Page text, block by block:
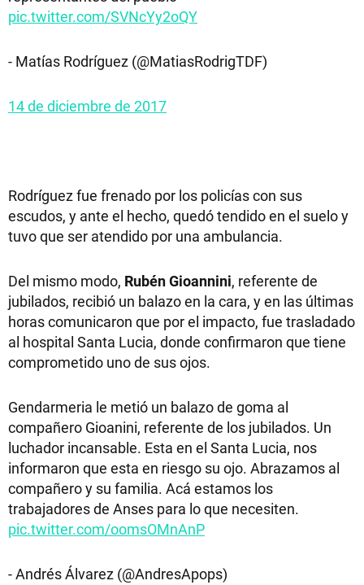
pic.twitter.com/SVNcYy2oQY
- Matías Rodríguez (@MatiasRodrigTDF)
14 de diciembre de 2017
Rodríguez fue frenado por los policías con sus
escudos, y ante el hecho, quedó tendido en el suelo y
tuvo que ser atendido por una ambulancia.
Del mismo modo, Rubén Gioannini, referente de
jubilados, recibió un balazo en la cara, y en las últimas
horas comunicaron que por el impacto, fue trasladado
al hospital Santa Lucia, donde confirmaron que tiene
comprometido uno de sus ojos.
Gendarmeria le metió un balazo de goma al
compañero Gioanini, referente de los jubilados. Un
luchador incansable. Esta en el Santa Lucia, nos
informaron que esta en riesgo su ojo. Abrazamos al
compañero y su familia. Acá estamos los
trabajadores de Anses para lo que necesiten.
pic.twitter.com/oomsOMnAnP
- Andrés Álvarez (@AndresApops)